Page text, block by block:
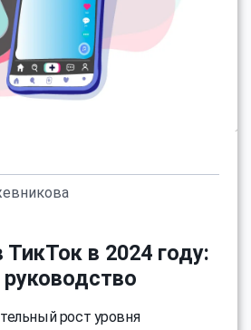
ТикТок в 2024 году:
рост уровня